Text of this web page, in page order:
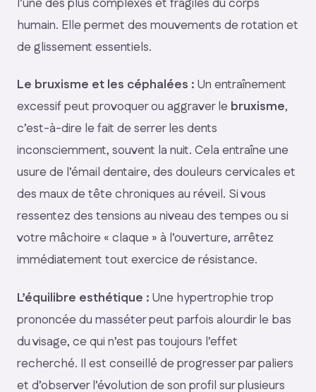
humain. Elle permet des mouvements de rotation et
de glissement essentiels.
Le bruxisme et les céphalées : Un entraînement
excessif peut provoquer ou aggraver le bruxisme,
c’est-à-dire le fait de serrer les dents
inconsciemment, souvent la nuit. Cela entraîne une
usure de l’émail dentaire, des douleurs cervicales et
des maux de tête chroniques au réveil. Si vous
ressentez des tensions au niveau des tempes ou si
votre mâchoire « claque » à l’ouverture, arrêtez
immédiatement tout exercice de résistance.
L’équilibre esthétique : Une hypertrophie trop
prononcée du masséter peut parfois alourdir le bas
du visage, ce qui n’est pas toujours l’effet
recherché. Il est conseillé de progresser par paliers
et d’observer l’évolution de son profil sur plusieurs